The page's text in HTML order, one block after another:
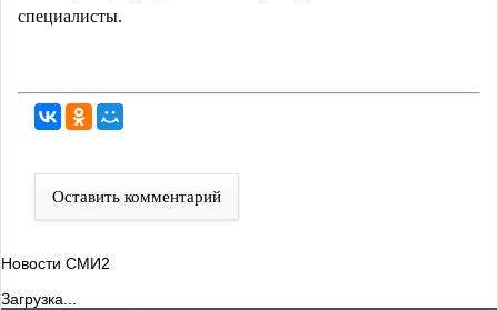
специалисты.
Оставить комментарий
Новости СМИ2
Загрузка...